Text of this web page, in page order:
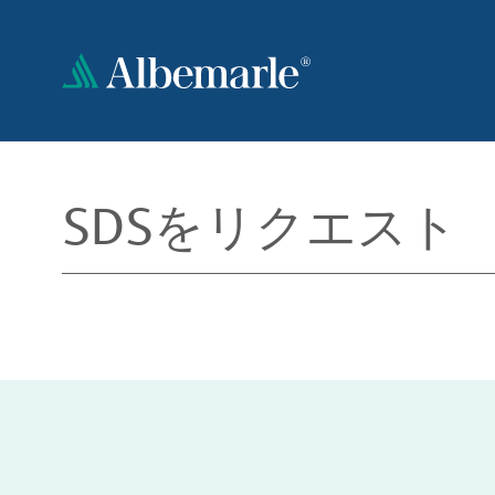
テ
SDSをリクエスト